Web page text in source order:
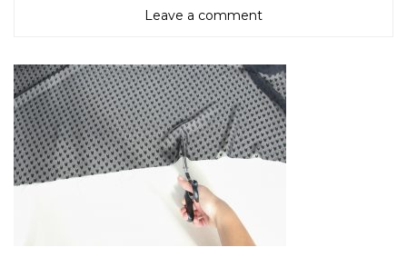
Leave a comment